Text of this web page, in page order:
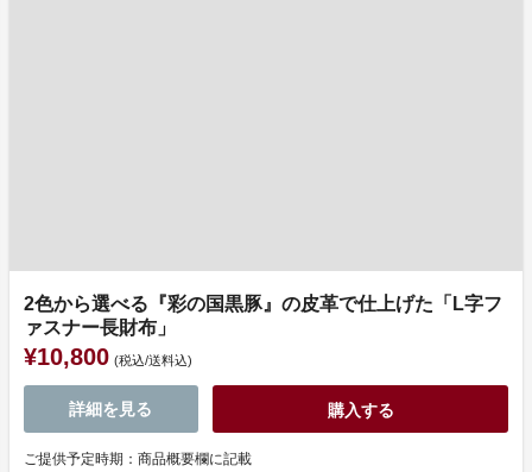
2色から選べる『彩の国黒豚』の皮革で仕上げた「L字フ
ァスナー長財布」
¥10,800 (税込/送料込)
詳細を見る 購入する
ご提供予定時期：商品概要欄に記載